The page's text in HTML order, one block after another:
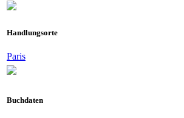
Handlungsorte
Paris
Buchdaten